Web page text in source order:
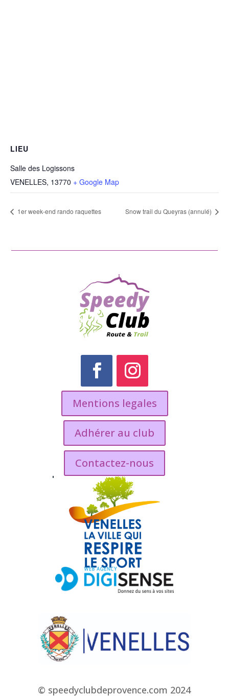
LIEU
Salle des Logissons
VENELLES, 13770 + Google Map
1er week-end rando raquettes Snow trail du Queyras (annulé)
Mentions legales
Adhérer au club
Contactez-nous
© speedyclubdeprovence.com 2024